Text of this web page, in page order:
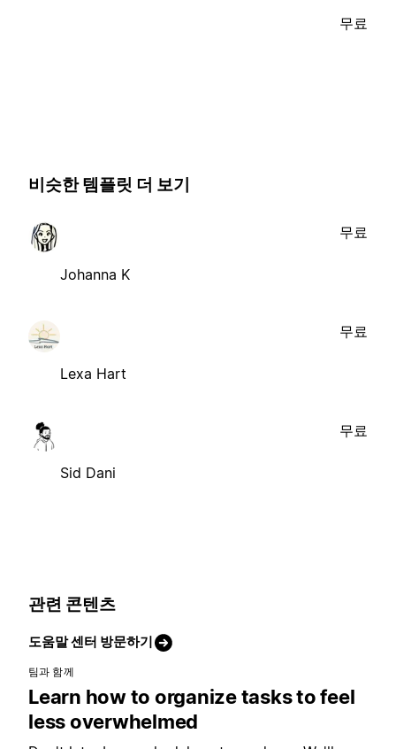
무료
비슷한 템플릿 더 보기
Johanna K
무료
Lexa Hart
무료
Sid Dani
무료
관련 콘텐츠
도움말 센터 방문하기
팀과 함께
Learn how to organize tasks to feel
less overwhelmed